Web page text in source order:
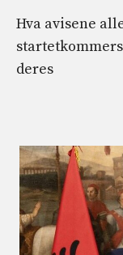
Hva avisene
deres